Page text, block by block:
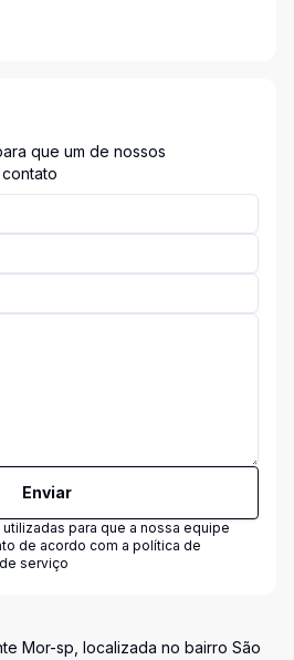
que um de nossos
Enviar
para que a nossa equipe
de acordo com a política de
serviço
Mor-sp, localizada no bairro São